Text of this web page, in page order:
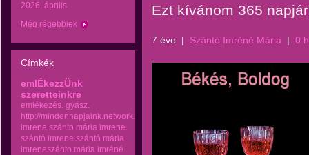
2026. április
Még régebbiek
Címkék
emlÉkezzÜnk
szeretteinkre
emlékezés. gyász.
http://mindennapjaink.network.hu
imrene szánto mária imrene
szántó imrene szántó mária
imreneszánto mária imréné
Ezt kívánom 365
7 éve | Szántó Imréné Mária | 0